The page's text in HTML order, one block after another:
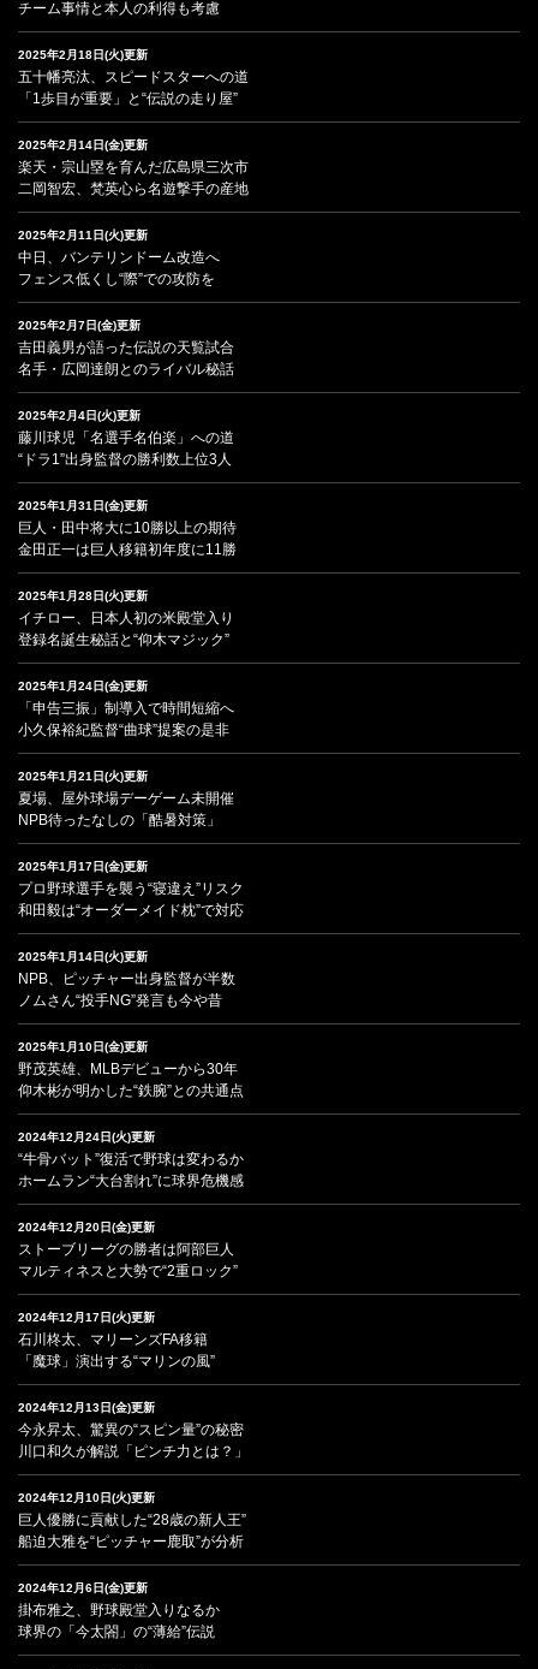
チーム事情と本人の利得も考慮
2025年2月18日(火)更新
五十幡亮汰、スピードスターへの道
「1歩目が重要」と“伝説の走り屋”
2025年2月14日(金)更新
楽天・宗山塁を育んだ広島県三次市
二岡智宏、梵英心ら名遊撃手の産地
2025年2月11日(火)更新
中日、バンテリンドーム改造へ
フェンス低くし“際”での攻防を
2025年2月7日(金)更新
吉田義男が語った伝説の天覧試合
名手・広岡達朗とのライバル秘話
2025年2月4日(火)更新
藤川球児「名選手名伯楽」への道
“ドラ1”出身監督の勝利数上位3人
2025年1月31日(金)更新
巨人・田中将大に10勝以上の期待
金田正一は巨人移籍初年度に11勝
2025年1月28日(火)更新
イチロー、日本人初の米殿堂入り
登録名誕生秘話と“仰木マジック”
2025年1月24日(金)更新
「申告三振」制導入で時間短縮へ
小久保裕紀監督“曲球”提案の是非
2025年1月21日(火)更新
夏場、屋外球場デーゲーム未開催
NPB待ったなしの「酷暑対策」
2025年1月17日(金)更新
プロ野球選手を襲う“寝違え”リスク
和田毅は“オーダーメイド枕”で対応
2025年1月14日(火)更新
NPB、ピッチャー出身監督が半数
ノムさん“投手NG”発言も今や昔
2025年1月10日(金)更新
野茂英雄、MLBデビューから30年
仰木彬が明かした“鉄腕”との共通点
2024年12月24日(火)更新
“牛骨バット”復活で野球は変わるか
ホームラン“大台割れ”に球界危機感
2024年12月20日(金)更新
ストーブリーグの勝者は阿部巨人
マルティネスと大勢で“2重ロック”
2024年12月17日(火)更新
石川柊太、マリーンズFA移籍
「魔球」演出する“マリンの風”
2024年12月13日(金)更新
今永昇太、驚異の“スピン量”の秘密
川口和久が解説「ピンチ力とは？」
2024年12月10日(火)更新
巨人優勝に貢献した“28歳の新人王”
船迫大雅を“ピッチャー鹿取”が分析
2024年12月6日(金)更新
掛布雅之、野球殿堂入りなるか
球界の「今太閤」の“薄給”伝説